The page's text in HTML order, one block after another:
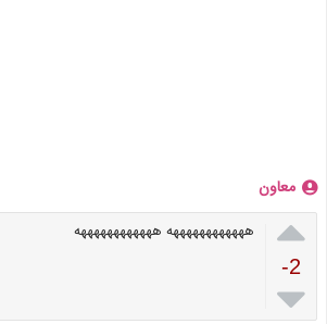
معاون

-2

ههههههههههههه ههههههههههههه